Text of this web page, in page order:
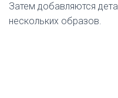
Затем добавляются
нескольких образов.